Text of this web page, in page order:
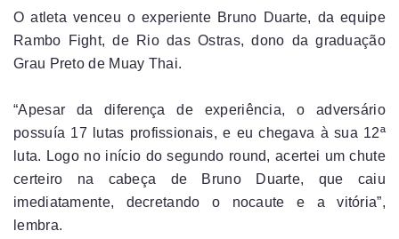
O atleta venceu o experiente Bruno Duarte, da equipe
Rambo Fight, de Rio das Ostras, dono da graduação
Grau Preto de Muay Thai.
“Apesar da diferença de experiência, o adversário
possuía 17 lutas profissionais, e eu chegava à sua 12ª
luta. Logo no início do segundo round, acertei um chute
certeiro na cabeça de Bruno Duarte, que caiu
imediatamente, decretando o nocaute e a vitória”,
lembra.